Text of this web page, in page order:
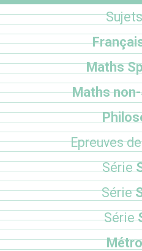
Sujets
Maths
Maths
Epreuves de
Série
Série
Série